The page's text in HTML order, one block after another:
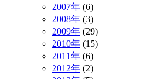
2007年 (6)
2008年 (3)
2009年 (29)
2010年 (15)
2011年 (6)
2012年 (2)